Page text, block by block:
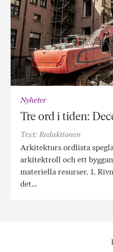
Nyheter
Tre ord i tiden:
Text: Redaktionen
Arkitekturs ordlista
arkitektroll och ett
materiella resurser. 1.
det…